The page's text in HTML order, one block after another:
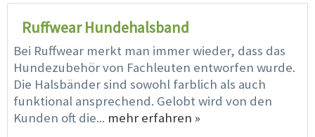
Ruffwear Hundehalsband
Bei Ruffwear merkt man immer wieder, dass das
Hundezubehör von Fachleuten entworfen wurde.
Die Halsbänder sind sowohl farblich als auch
funktional ansprechend. Gelobt wird von den
Kunden oft die... mehr erfahren »